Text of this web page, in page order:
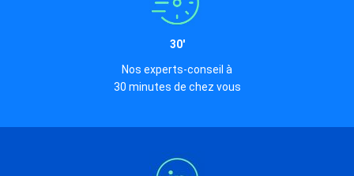
30'
Nos experts-conseil à
30 minutes de chez vous